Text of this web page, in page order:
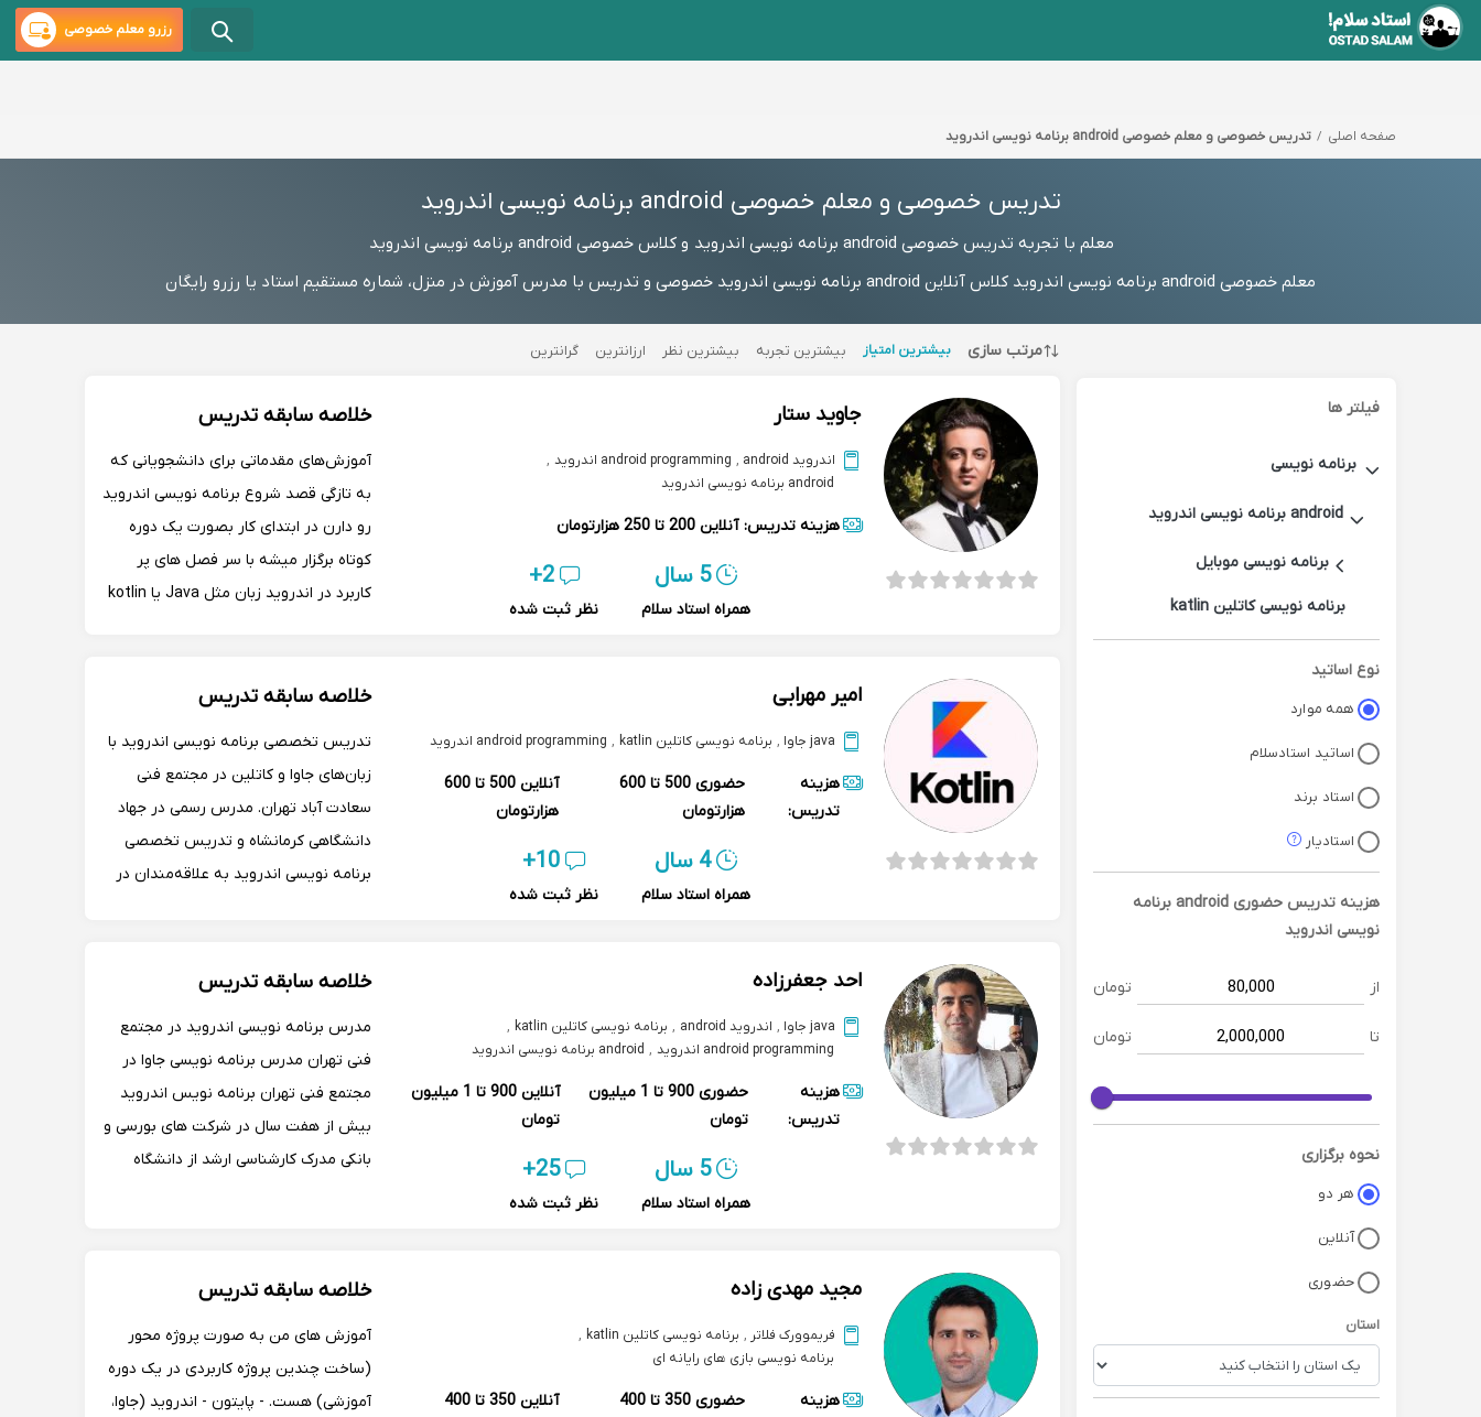
رزرو معلم خصوصی
صفحه اصلی تدریس خصوصی و معلم خصوصی android برنامه نویسی اندروید
تدریس خصوصی و معلم خصوصی android برنامه نویسی اندروید
معلم با تجربه تدریس خصوصی android برنامه نویسی اندروید و کلاس خصوصی android برنامه نویسی اندروید
معلم خصوصی android برنامه نویسی اندروید کلاس آنلاین android برنامه نویسی اندروید خصوصی و تدریس با مدرس آموزش در منزل، شماره مستقیم استاد یا رزرو رایگان
فیلتر ها
برنامه نویسی
android برنامه نویسی اندروید
برنامه نویسی موبایل
برنامه نویسی کاتلین katlin
نوع اساتید
همه موارد
اساتید استادسلام
استاد برند
استادیار
هزینه تدریس حضوری
android برنامه
نویسی اندروید
از تومان
تا تومان
نحوه برگزاری
هر دو
آنلاین
حضوری
استان
مرتب سازی بیشترین امتیاز بیشترین تجربه بیشترین نظر ارزانترین گرانترین
جاوید ستار
اندروید android , android programming اندروید
,
android برنامه نویسی اندروید
هزینه تدریس: آنلاین 200 تا 250 هزارتومان
5 سال
همراه استاد سلام
2+
نظر ثبت شده
خلاصه سابقه تدریس
آموزش‌های مقدماتی برای دانشجویانی که
به تازگی قصد شروع برنامه نویسی اندروید
رو دارن در ابتدای کار بصورت یک دوره
کوتاه برگزار میشه با سر فصل های پر
کاربرد در اندروید زبان مثل Java یا kotlin
امیر مهرابی
java جاوا , برنامه نویسی کاتلین katlin , android programming اندروید
هزینه
تدریس:
حضوری
500 تا 600
هزارتومان
آنلاین
500 تا 600
هزارتومان
4 سال
همراه استاد سلام
10+
نظر ثبت شده
خلاصه سابقه تدریس
تدریس تخصصی برنامه نویسی اندروید با
زبان‌های جاوا و کاتلین در مجتمع فنی
سعادت آباد تهران. مدرس رسمی در جهاد
دانشگاهی کرمانشاه و تدریس تخصصی
برنامه نویسی اندروید به علاقه‌مندان در
احد جعفرزاده
java جاوا , اندروید android , برنامه نویسی کاتلین katlin
,
android programming اندروید
, android برنامه نویسی اندروید
هزینه
تدریس:
حضوری
900 تا 1 میلیون
تومان
آنلاین
900 تا 1 میلیون
تومان
5 سال
همراه استاد سلام
25+
نظر ثبت شده
خلاصه سابقه تدریس
مدرس برنامه نویسی اندروید در مجتمع
فنی تهران مدرس برنامه نویسی جاوا در
مجتمع فنی تهران برنامه نویس اندروید
بیش از هفت سال در شرکت های بورسی و
بانکی مدرک کارشناسی ارشد از دانشگاه
مجید مهدی زاده
فریموورک فلاتر , برنامه نویسی کاتلین katlin
,
برنامه نویسی بازی های رایانه ای
هزینه
حضوری
350 تا 400
آنلاین
350 تا 400
خلاصه سابقه تدریس
آموزش های من به صورت پروژه محور
(ساخت چندین پروژه کاربردی در یک دوره
آموزشی) هست. - پایتون - اندروید (جاوا،